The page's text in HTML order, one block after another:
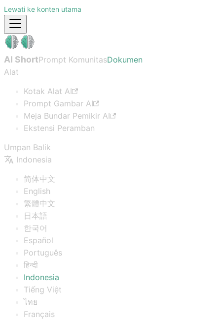
Lewati ke konten utama
AI ShortPrompt KomunitasDokumen
Alat
Kotak Alat AI
Prompt Gambar AI
Meja Bundar Pemikir AI
Ekstensi Peramban
Umpan Balik
Indonesia
简体中文
English
繁體中文
日本語
한국어
Español
Português
हिन्दी
Indonesia
Tiếng Việt
ไทย
Français